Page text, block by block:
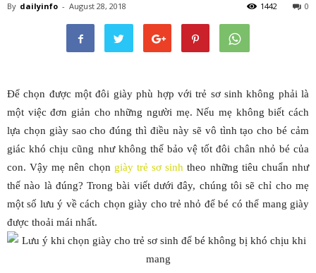
By dailyinfo - August 28, 2018 0
1442
Để chọn được một đôi giày phù hợp với trẻ sơ sinh không phải là
một việc đơn giản cho những người mẹ. Nếu mẹ không biết cách
lựa chọn giày sao cho đúng thì điều này sẽ vô tình tạo cho bé cảm
giác khó chịu cũng như không thể bảo vệ tốt đôi chân nhỏ bé của
con. Vậy mẹ nên chọn giày trẻ sơ sinh theo những tiêu chuẩn như
thế nào là đúng? Trong bài viết dưới đây, chúng tôi sẽ chỉ cho mẹ
một số lưu ý về cách chọn giày cho trẻ nhỏ để bé có thể mang giày
được thoải mái nhất.